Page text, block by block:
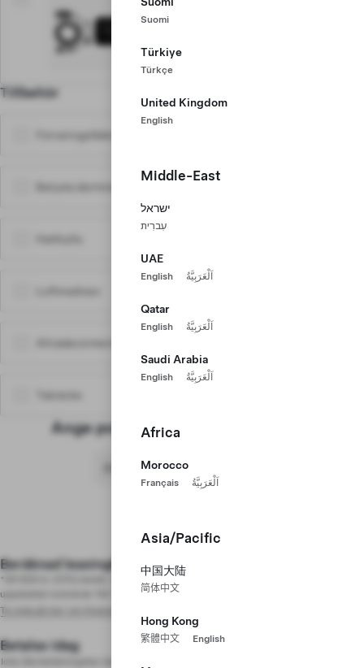
Suomi
Türkiye
Türkçe
United Kingdom
English
Middle-East
ישראל
עִברִית
UAE
English اَلْعَرَبِيَّةُ
Qatar
English اَلْعَرَبِيَّةُ
Saudi Arabia
English اَلْعَرَبِيَّةُ
Africa
Morocco
Français اَلْعَرَبِيَّةُ
Asia/Pacific
中国大陆
简体中文
Hong Kong
繁體中文 English
Mobile Connector
resor.
Skattereduktion tillgängligt
Tillbehör
Ange postnummer för registrering
18" Aperture-fälgar
Interiör med fem säten
Autopilot
30-dagars provperiod för Premium Connectivity
Fordonspris
Beräknad leasingkostnad
*35 999 kr (10%) betalt, 60 månader, 10 000 kilometer, 0,99% nominell ränta,
uppskattat restvärde 154 797 kr, Alla belopp är ex. moms
Ta reda på mer om finansiering
Betalas idag
Icke återbetalningsbar beställningsavgift